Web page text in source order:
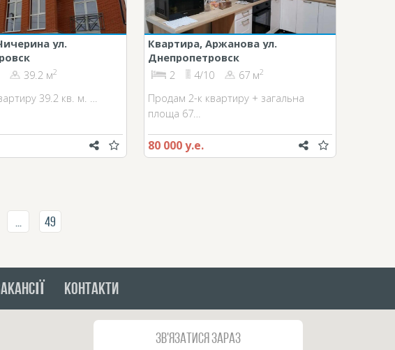
ул.
39.2 м2
39.2 кв. м. …
Квартира, Аржанова ул.
Днепропетровск
2
4/10 67 м2
Продам 2-к квартиру + загальна
площа 67…
80 000 у.е.
49
КОНТАКТИ
Зв'язатися зараз